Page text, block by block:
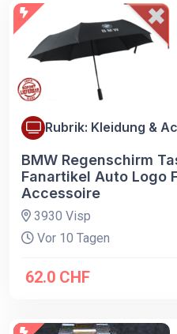
Rubrik: Kleidung &
BMW Regenschirm
Fanartikel Auto Logo
Accessoire
3930 Visp
Vor 10 Tagen
62.0 CHF